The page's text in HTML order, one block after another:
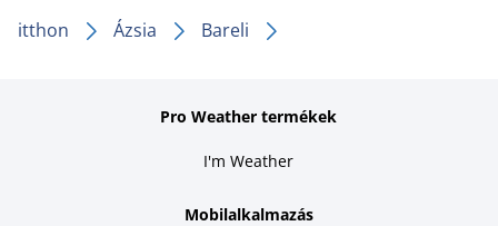
itthon Ázsia Bareli
Pro Weather termékek
I'm Weather
Mobilalkalmazás